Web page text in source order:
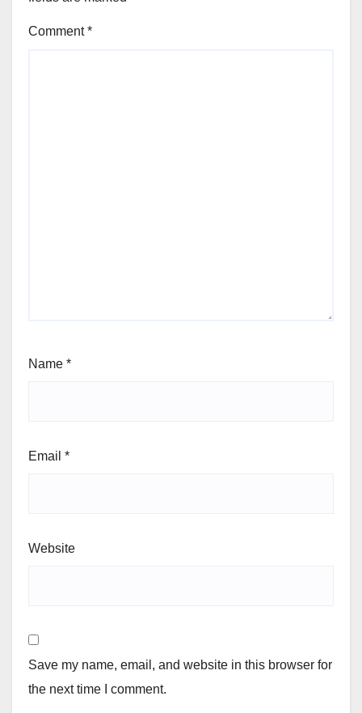
Comment*
Name *
Email *
Website
Save my name, email, and website in this browser for
the next time I comment.